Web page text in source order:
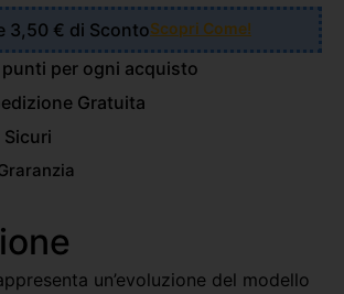
3,50 € di ScontoScopri Come!
per ogni acquisto
Gratuita
un’evoluzione del modello